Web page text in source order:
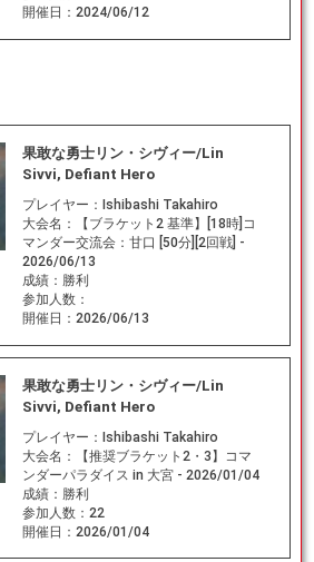
開催日： 2024/06/12
果敢な勇士リン・シヴィー/Lin
Sivvi, Defiant Hero
プレイヤー： Ishibashi Takahiro
大会名：
【ブラケット2 基準】[18時]コ
マンダー交流会：甘口 [50分][2回戦] -
2026/06/13
成績： 勝利
参加人数：
開催日： 2026/06/13
果敢な勇士リン・シヴィー/Lin
Sivvi, Defiant Hero
プレイヤー： Ishibashi Takahiro
大会名：
【推奨ブラケット2・3】コマ
ンダーパラダイス in 大宮 - 2026/01/04
成績： 勝利
参加人数： 22
開催日： 2026/01/04